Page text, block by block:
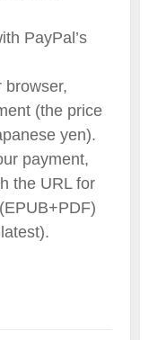
PayPal’s
browser,
(the price
yen).
payment,
the URL for